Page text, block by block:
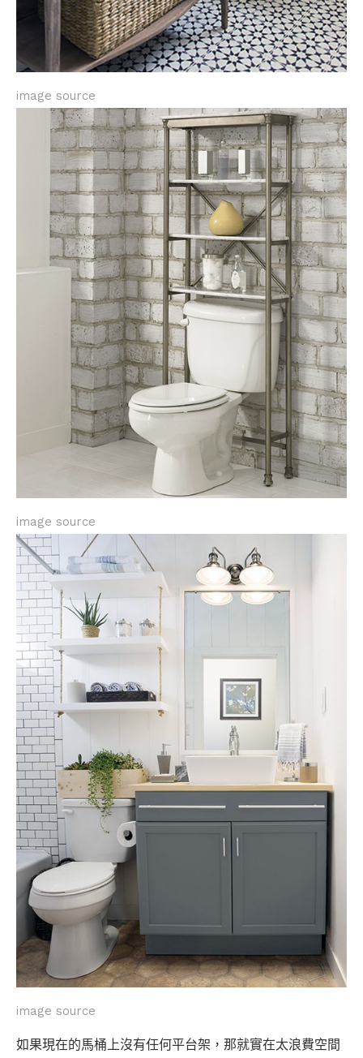
image source
image source
image source
如果現在的馬桶上沒有任何平台架，那就實在太浪費空間